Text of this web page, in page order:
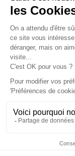
© 2026 |